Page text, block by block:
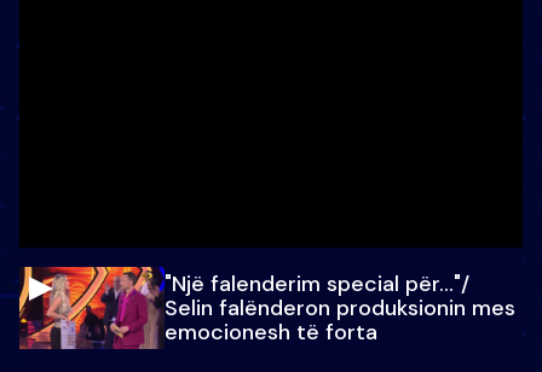
"Një falenderim special për…"/
Selin falënderon produksionin mes
emocionesh të forta